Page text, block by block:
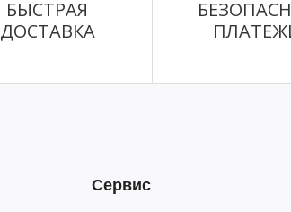
БЫСТРАЯ
ДОСТАВКА
Сервис